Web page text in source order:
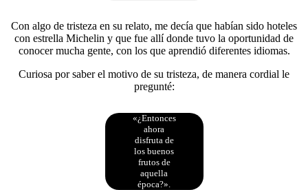
Con algo de tristeza en su relato, me decía que habían sido hoteles
con estrella Michelin y que fue allí donde tuvo la oportunidad de
conocer mucha gente, con los que aprendió diferentes idiomas.
Curiosa por saber el motivo de su tristeza, de manera cordial le
pregunté:
«¿Entonces
ahora
disfruta de
los buenos
frutos de
aquella
época?».